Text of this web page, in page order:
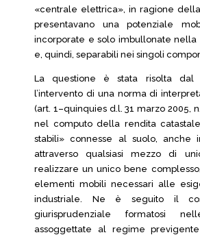
«centrale elettrica», in ragione
presentavano una potenziale
incorporate e solo imbullonate nella
e, quindi, separabili nei singoli
La questione è stata risolta dal
l’intervento di una norma di
(art. 1–quinquies d.l. 31 marzo 2005,
nel computo della rendita
stabili» connesse al suolo, anche
attraverso qualsiasi mezzo di
realizzare un unico bene
elementi mobili necessari alle
industriale. Ne è seguito il
giurisprudenziale formatosi
assoggettate al regime previgente